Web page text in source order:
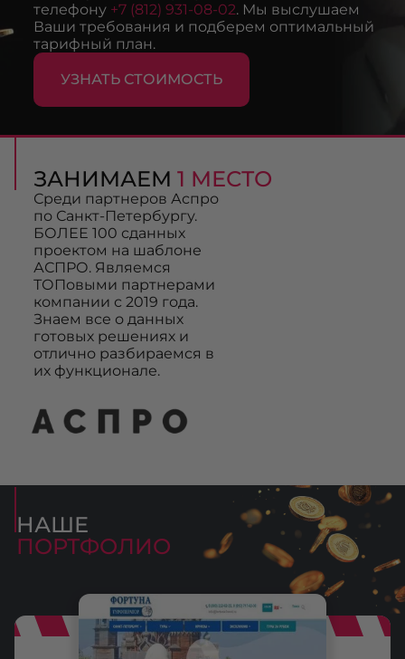
телефону +7 (812) 931-08-02. Мы выслушаем
Ваши требования и подберем оптимальный
тарифный план.
УЗНАТЬ СТОИМОСТЬ
ЗАНИМАЕМ 1 МЕСТО
Среди партнеров Аспро
по Санкт-Петербургу.
БОЛЕЕ 100 сданных
проектом на шаблоне
АСПРО. Являемся
ТОПовыми партнерами
компании с 2019 года.
Знаем все о данных
готовых решениях и
отлично разбираемся в
их функционале.
НАШЕ
ПОРТФОЛИО